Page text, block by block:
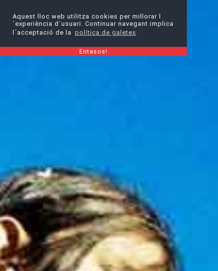
Aquest lloc web utilitza cookies per millorar l
´experiència d´usuari. Continuar navegant implica
l´acceptació de la política de galetes
Entesos!